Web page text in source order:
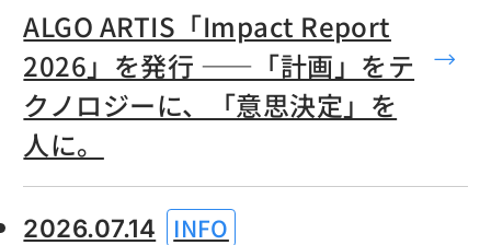
ALGO ARTIS「Impact Report
2026」を発行 ——「計画」をテ
クノロジーに、「意思決定」を
人に。
2026.07.14 INFO